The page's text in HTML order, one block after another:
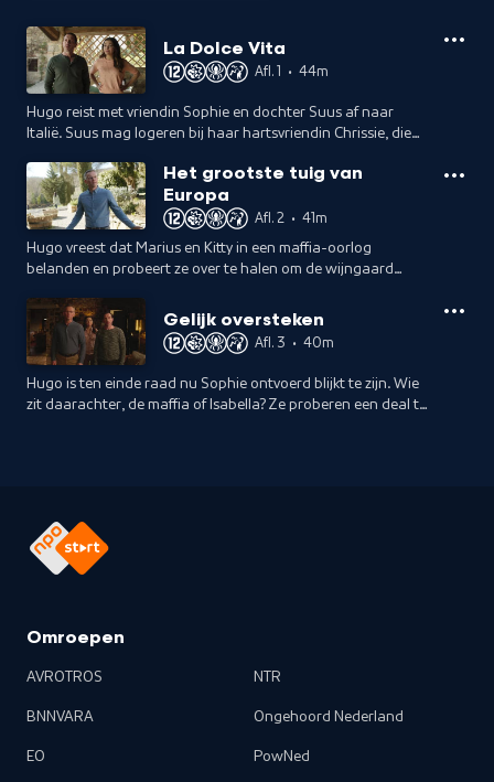
La Dolce Vita
Afl. 1 • 44m
Hugo reist met vriendin Sophie en dochter Suus af naar
Italië. Suus mag logeren bij haar hartsvriendin Chrissie, die
woont.
Het grootste tuig van
Europa
Afl. 2 • 41m
Hugo vreest dat Marius en Kitty in een maffia-oorlog
belanden en probeert ze over te halen om de wijngaard
Gelijk oversteken
Afl. 3 • 40m
Hugo is ten einde raad nu Sophie ontvoerd blijkt te zijn. Wie
zit daarachter, de maffia of Isabella? Ze proberen een deal te
Omroepen
AVROTROS
BNNVARA
EO
NTR
Ongehoord Nederland
PowNed